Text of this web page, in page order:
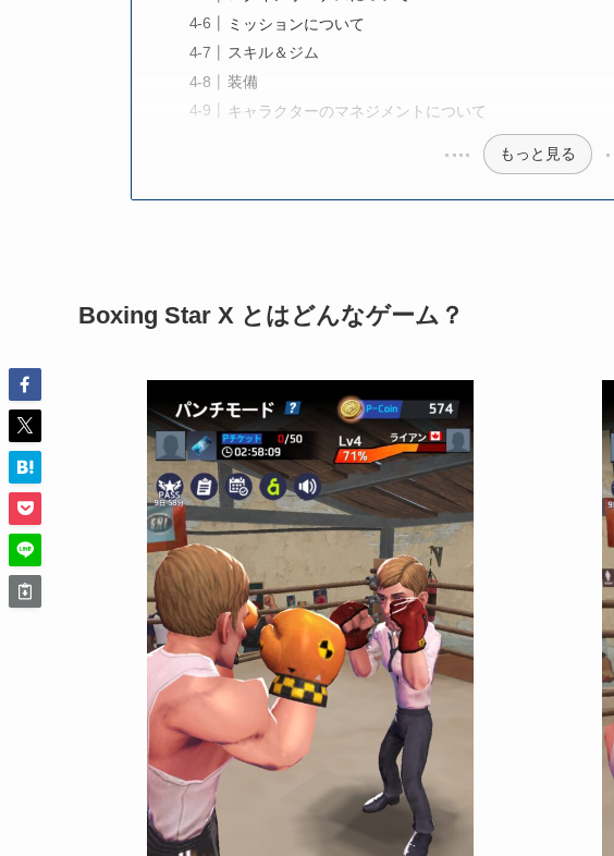
ミッションについて
スキル＆ジム
装備
キャラクターのマネジメントについて
もっと見る
Boxing Star X とはどんなゲーム？